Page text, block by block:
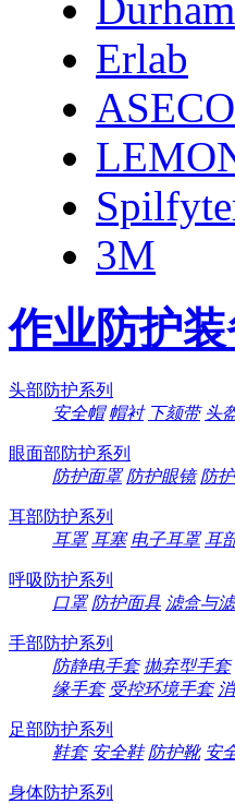
Erlab
3M
作业防护
头部防护系列
安全帽 帽衬 下颏带 头
眼面部防护系列
防护面罩 防护眼镜 防
耳部防护系列
耳罩 耳塞 电子耳罩 耳
呼吸防护系列
口罩 防护面具 滤盒与
手部防护系列
防静电手套 抛弃型手套
缘手套 受控环境手套
足部防护系列
鞋套 安全鞋 防护靴 安
身体防护系列